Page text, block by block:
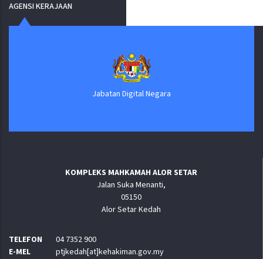
AGENSI KERAJAAN
Jabatan Digital Negara
KOMPLEKS MAHKAMAH ALOR SETAR
Jalan Suka Menanti,
05150
Alor Setar Kedah
TELEFON
04 7352 900
E-MEL
ptjkedah[at]kehakiman.gov.my